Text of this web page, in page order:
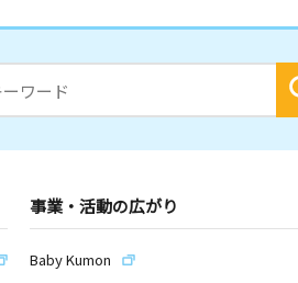
事業・活動の広がり
Baby Kumon